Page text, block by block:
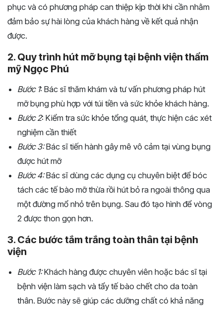
phục và có phương pháp can thiệp kịp thời khi cần nhằm
đảm bảo sự hài lòng của khách hàng về kết quả nhận
được.
2. Quy trình hút mỡ bụng tại bệnh viện thẩm
mỹ Ngọc Phú
Bước 1: Bác sĩ thăm khám và tư vấn phương pháp hút
mỡ bụng phù hợp với túi tiền và sức khỏe khách hàng.
Bước 2: Kiểm tra sức khỏe tổng quát, thực hiện các xét
nghiệm cần thiết
Bước 3:Bác sĩ tiến hành gây mê vô cảm tại vùng bụng
được hút mỡ
Bước 4:Bác sĩ dùng các dụng cụ chuyên biệt để bóc
tách các tế bào mỡ thừa rồi hút bỏ ra ngoài thông qua
một đường mổ nhỏ trên bụng. Sau đó tạo hình để vòng
2 được thon gọn hơn.
3. Các bước tắm trắng toàn thân tại bệnh
viện
Bước 1:Khách hàng được chuyên viên hoặc bác sĩ tại
bệnh viện làm sạch và tẩy tế bào chết cho da toàn
thân. Bước này sẽ giúp các dưỡng chất có khả năng